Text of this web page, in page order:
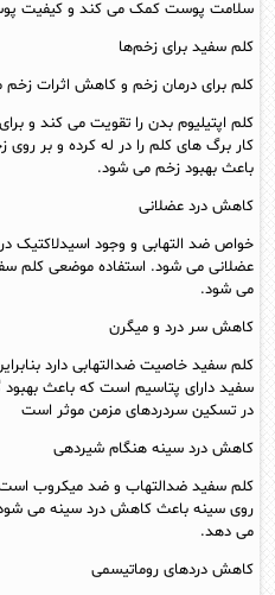
سلامت پوست کمک می کند و کیفیت
کلم سفید برای زخم‌ها
کلم برای درمان زخم و کاهش اثرات
کلم اپتیلیوم بدن را تقویت می کند و
کار برگ های کلم را در له کرده و بر روی
باعث بهبود زخم می شود.
کاهش درد عضلانی
خواص ضد التهابی و وجود اسیدلاکتیک
عضلانی می شود. استفاده موضعی کلم
می شود.
کاهش سر درد و میگرن
کلم سفید خاصیت ضدالتهابی دارد
سفید دارای پتاسیم است که باعث
در تسکین سردردهای مزمن موثر است
کاهش درد سینه هنگام شیردهی
کلم سفید ضدالتهاب و ضد میکروب است
روی سینه باعث کاهش درد سینه می
می دهد.
کاهش دردهای روماتیسمی